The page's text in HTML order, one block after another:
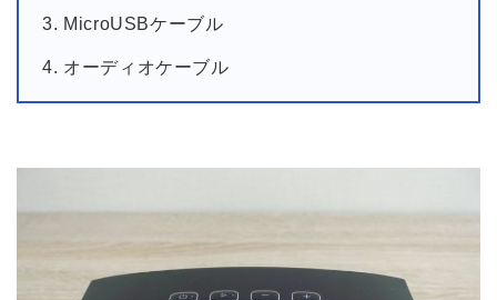
MicroUSBケーブル
オーディオケーブル